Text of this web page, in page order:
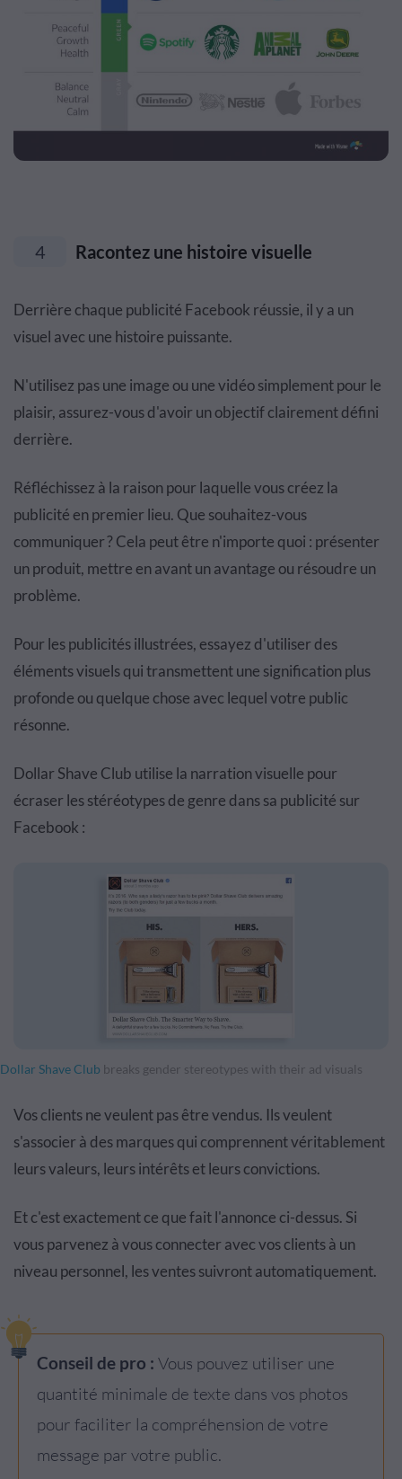
4 Racontez une histoire visuelle
Derrière chaque publicité Facebook réussie, il y a un
visuel avec une histoire puissante.
N'utilisez pas une image ou une vidéo simplement pour le
plaisir, assurez-vous d'avoir un objectif clairement défini
derrière.
Réfléchissez à la raison pour laquelle vous créez la
publicité en premier lieu. Que souhaitez-vous
communiquer ? Cela peut être n'importe quoi : présenter
un produit, mettre en avant un avantage ou résoudre un
problème.
Pour les publicités illustrées, essayez d'utiliser des
éléments visuels qui transmettent une signification plus
profonde ou quelque chose avec lequel votre public
résonne.
Dollar Shave Club utilise la narration visuelle pour
écraser les stéréotypes de genre dans sa publicité sur
Facebook :
Dollar Shave Club breaks gender stereotypes with their ad visuals
Vos clients ne veulent pas être vendus. Ils veulent
s'associer à des marques qui comprennent véritablement
leurs valeurs, leurs intérêts et leurs convictions.
Et c'est exactement ce que fait l'annonce ci-dessus. Si
vous parvenez à vous connecter avec vos clients à un
niveau personnel, les ventes suivront automatiquement.
Conseil de pro : Vous pouvez utiliser une
quantité minimale de texte dans vos photos
pour faciliter la compréhension de votre
message par votre public.